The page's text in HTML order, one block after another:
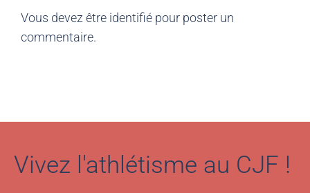
Vous devez être identifié pour poster un
commentaire.
Vivez l'athlétisme au CJF !